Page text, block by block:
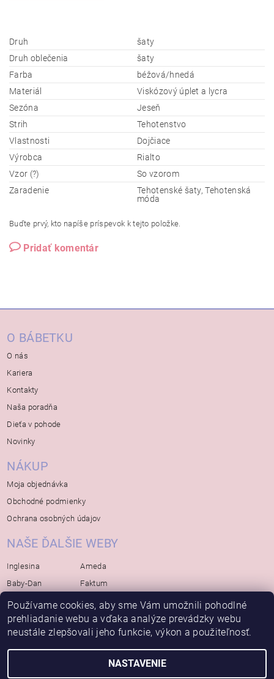
Druh
šaty
Druh oblečenia
šaty
Farba
béžová/hnedá
Materiál
Viskózový úplet a lycra
Sezóna
Jeseň
Strih
Tehotenstvo
Vlastnosti
Dojčiace
Výrobca
Rialto
Vzor (?)
So vzorom
Zaradenie
Tehotenské šaty, Tehotenská
móda
Buďte prvý, kto napíše príspevok k tejto položke.
Pridať komentár
O BÁBETKU
O nás
Kariera
Kontakty
Naša poradňa
Dieťa v pohode
Novinky
NÁKUP
Moja objednávka
Obchodné podmienky
Ochrana osobných údajov
NAŠE ĎALŠIE WEBY
Inglesina
Baby-Dan
Rialto
Bébé-Jou
Avova
Ameda
Faktum
Koelstra
Bambino-Mio
Používame cookies, aby sme Vám umožnili pohodlné
prehliadanie webu a vďaka analýze prevádzky webu
neustále zlepšovali jeho funkcie, výkon a použiteľnosť.
NASTAVENIE